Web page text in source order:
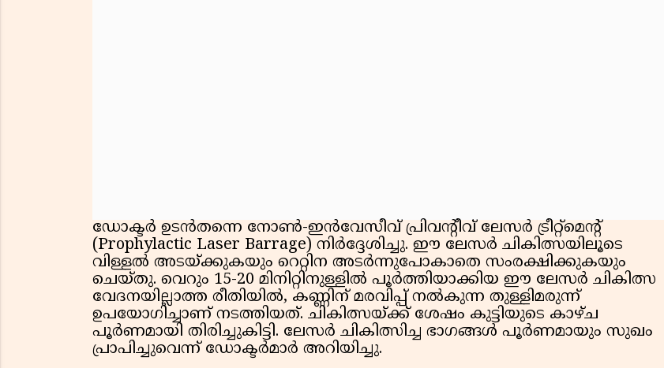
ഡോക്ടര്‍ ഉടന്‍തന്നെ നോണ്‍-ഇന്‍വേസീവ് പ്രിവന്റീവ് ലേസര്‍ ട്രീറ്റ്‌മെന്റ്
(Prophylactic Laser Barrage) നിര്‍ദ്ദേശിച്ചു. ഈ ലേസര്‍ ചികിത്സയിലൂടെ
വിള്ളല്‍ അടയ്ക്കുകയും റെറ്റിന അടര്‍ന്നുപോകാതെ സംരക്ഷിക്കുകയും
ചെയ്തു. വെറും 15-20 മിനിറ്റിനുള്ളില്‍ പൂര്‍ത്തിയാക്കിയ ഈ ലേസര്‍ ചികിത്സ
വേദനയില്ലാത്ത രീതിയില്‍, കണ്ണിന് മരവിപ്പ് നല്‍കുന്ന തുള്ളിമരുന്ന്
ഉപയോഗിച്ചാണ് നടത്തിയത്. ചികിത്സയ്ക്ക് ശേഷം കുട്ടിയുടെ കാഴ്ച
പൂര്‍ണമായി തിരിച്ചുകിട്ടി. ലേസര്‍ ചികിത്സിച്ച ഭാഗങ്ങള്‍ പൂര്‍ണമായും സുഖം
പ്രാപിച്ചുവെന്ന് ഡോക്ടര്‍മാര്‍ അറിയിച്ചു.